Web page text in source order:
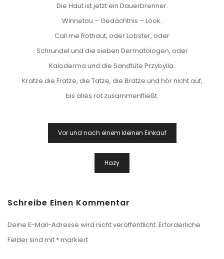
Die Haut ist jetzt ein Dauerbrenner.
Winnetou – Gedächtnis – Look.
Call me Rothaut, oder Lobster, oder
Schrundel und die sieben Dermatologen, oder
Kaloderma und die Sandtüte Przybylla.
Kratze die Fratze, die Tatze, die Bratze und hör nicht auf,
bis alles rot zusammenfließt.
Beitragsnavigation
Vor und nach einem kleinen Einkauf
Hazy
Schreibe Einen Kommentar
Deine E-Mail-Adresse wird nicht veröffentlicht. Erforderliche
Felder sind mit *markiert